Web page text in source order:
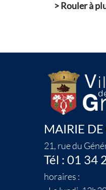
> Rouler à
MAIRIE DE
21, rue du
Tél : 01 34
horaires :